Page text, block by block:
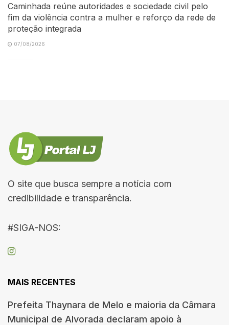
Caminhada reúne autoridades e sociedade civil pelo
fim da violência contra a mulher e reforço da rede de
proteção integrada
07/08/2026
O site que busca sempre a notícia com
credibilidade e transparência.
#SIGA-NOS:
MAIS RECENTES
Prefeita Thaynara de Melo e maioria da Câmara
Municipal de Alvorada declaram apoio à